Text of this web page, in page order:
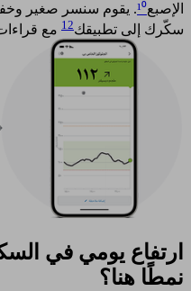
الإصبع¹⁰. يقوم سنسر صغير
سكّرك إلى تطبيقك12 مع
ارتفاع يومي في
نمطًا هنا؟